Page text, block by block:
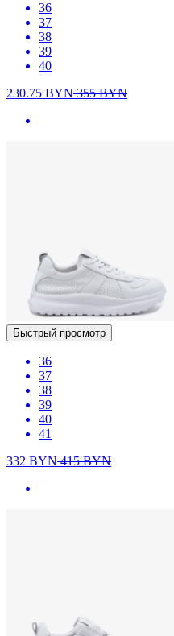
36
37
38
39
40
230.75 BYN355BYN
Быстрый просмотр
36
37
38
39
40
41
332 BYN415BYN